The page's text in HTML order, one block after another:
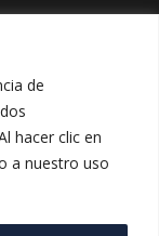
de
hacer clic en
a nuestro uso